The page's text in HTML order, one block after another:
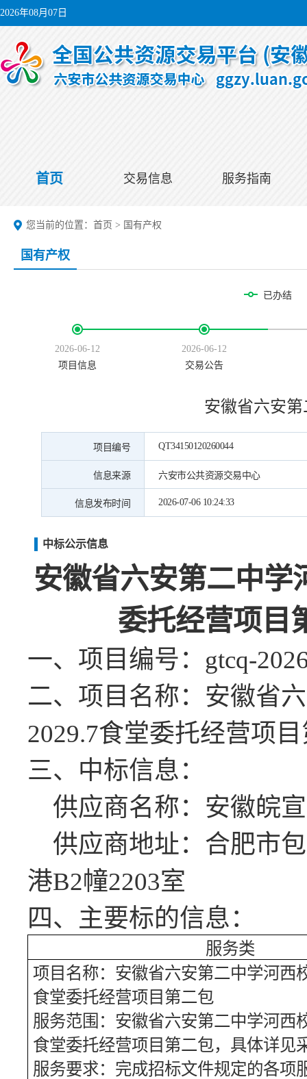
2026年08月07日
首页 交易信息 服务指南
您当前的位置： 首页 > 国有产权
国有产权
已办结
2026-06-12
项目信息
2026-06-12
交易公告
安徽省六安第
项目编号 QT34150120260044
信息来源 六安市公共资源交易中心
信息发布时间 2026-07-06 10:24:33
中标公示信息
安徽省六安第二中学
委托经营项目
一、项目编号： gtcq-
二、项目名称： 安徽省
2029.7食堂委托经营项
三、中标信息：
供应商名称：安徽皖
供应商地址：合肥市
港B2幢2203室
四、主要标的信息：
服务类
项目名称： 安徽省六安第二中学河西
食堂委托经营项目第二包
服务范围： 安徽省六安第二中学河西
食堂委托经营项目第二包，具体详见
服务要求：完成招标文件规定的各项